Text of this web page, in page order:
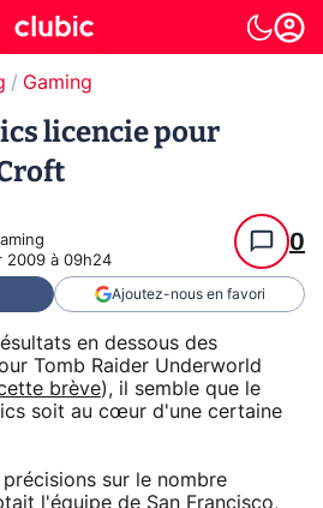
Gaming
licencie pour
2009 à 09h24
0
Ajoutez-nous en favori
en dessous des
Tomb Raider Underworld
brève), il semble que le
soit au cœur d'une certaine
sur le nombre
l'équipe de San Francisco,